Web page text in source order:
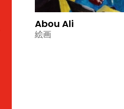
Abou Ali
絵画